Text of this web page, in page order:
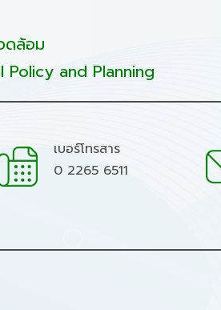
ดล้อม
and Planning
เบอร์โทรสาร
0 2265 6511